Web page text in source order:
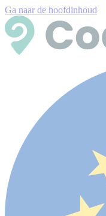
Ga naar de hoofdinhoud